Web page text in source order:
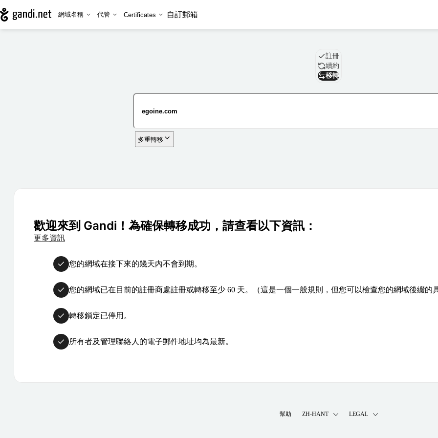
網域名稱 代管 Certificates 自訂郵箱
域名註冊
續約
移轉
多重轉移
歡迎來到 Gandi！為確保轉移成功，請查看以下資訊：
更多資訊
您的網域在接下來的幾天內不會到期。
您的網域已在目前的註冊商處註冊或轉移至少 60 天。（這是一個一般規則，但您可以檢查您的網域後綴的
轉移鎖定已停用。
所有者及管理聯絡人的電子郵件地址均為最新。
幫助 ZH-HANT LEGAL